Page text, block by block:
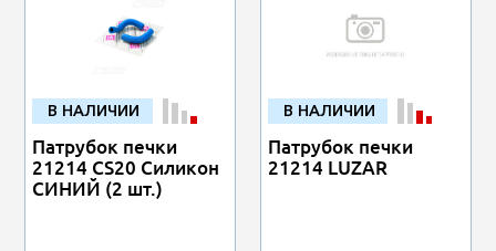
В НАЛИЧИИ
Патрубок печки
21214 CS20 Силикон
СИНИЙ (2 шт.)
В НАЛИЧИИ
Патрубок печки
21214 LUZAR